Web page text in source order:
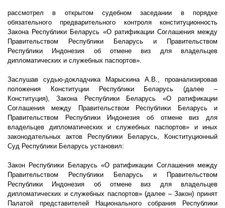
рассмотрел в открытом судебном заседании в порядке
обязательного предварительного контроля конституционность
Закона Республики Беларусь «О ратификации Соглашения между
Правительством Республики Беларусь и Правительством
Республики Индонезия об отмене виз для владельцев
дипломатических и служебных паспортов».
Заслушав судью-докладчика Марыскина А.В., проанализировав
положения Конституции Республики Беларусь (далее –
Конституция), Закона Республики Беларусь «О ратификации
Соглашения между Правительством Республики Беларусь и
Правительством Республики Индонезия об отмене виз для
владельцев дипломатических и служебных паспортов» и иных
законодательных актов Республики Беларусь, Конституционный
Суд Республики Беларусь установил:
Закон Республики Беларусь «О ратификации Соглашения между
Правительством Республики Беларусь и Правительством
Республики Индонезия об отмене виз для владельцев
дипломатических и служебных паспортов» (далее – Закон) принят
Палатой представителей Национального собрания Республики